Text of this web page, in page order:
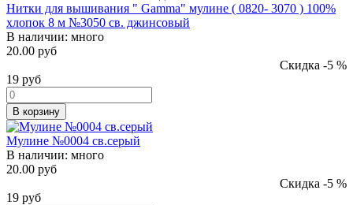
Нитки для вышивания " Gamma" мулине ( 0820- 3070 ) 100%
хлопок 8 м №3050 св. джинсовый
В наличии: много
20.00 руб
Скидка -5 %
19 руб
В корзину
Мулине №0004 св.серый
В наличии: много
20.00 руб
Скидка -5 %
19 руб